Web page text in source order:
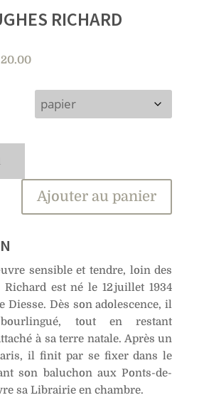
RICHARD
Le
actuel
est :
Ajouter au panier
e
t
i
v
e
:
sensible et tendre, loin des
Richard est né le 12 juillet 1934
Diesse. Dès son adolescence, il
tout en restant
à sa terre natale. Après un
il finit par se fixer dans le
son baluchon aux Ponts-de-
sa Librairie en chambre.